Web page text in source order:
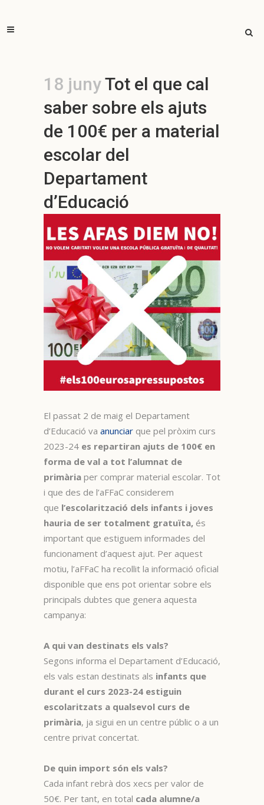
18 junyTot el que cal
saber sobre els ajuts
de 100€ per a material
escolar del
Departament
d’Educació
El passat 2 de maig el Departament
d’Educació va anunciar que pel pròxim curs
2023-24 es repartiran ajuts de 100€ en
forma de val a tot l’alumnat de
primària per comprar material escolar. Tot
i que des de l’aFFaC considerem
que l’escolarització dels infants i joves
hauria de ser totalment gratuïta, és
important que estiguem informades del
funcionament d’aquest ajut. Per aquest
motiu, l’aFFaC ha recollit la informació oficial
disponible que ens pot orientar sobre els
principals dubtes que genera aquesta
campanya:
A qui van destinats els vals?
Segons informa el Departament d’Educació,
els vals estan destinats als infants que
durant el curs 2023-24 estiguin
escolaritzats a qualsevol curs de
primària, ja sigui en un centre públic o a un
centre privat concertat.
De quin import són els vals?
Cada infant rebrà dos xecs per valor de
50€. Per tant, en total cada alumne/a